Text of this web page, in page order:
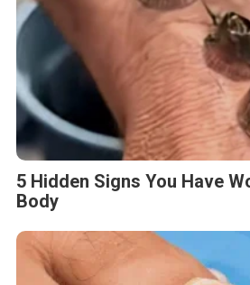
5 Hidden Signs You Have
Body